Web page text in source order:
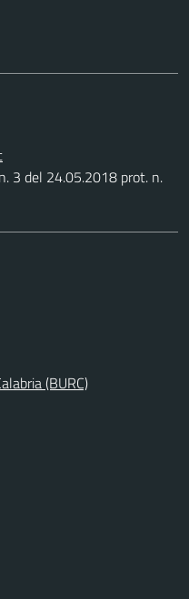
3 del 24.05.2018 prot. n.
(BURC)